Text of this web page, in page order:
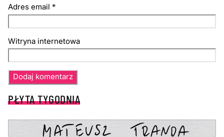
Adres email *
Witryna internetowa
PŁYTA TYGODNIA